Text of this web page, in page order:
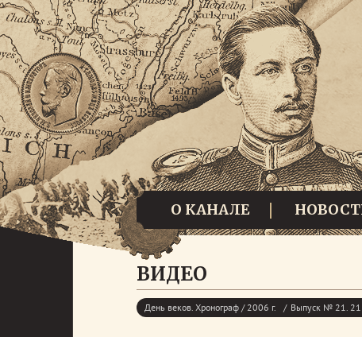
О КАНАЛЕ
ВИДЕО
День веков. Хронограф / 2006 г. Выпуск № 21. 21